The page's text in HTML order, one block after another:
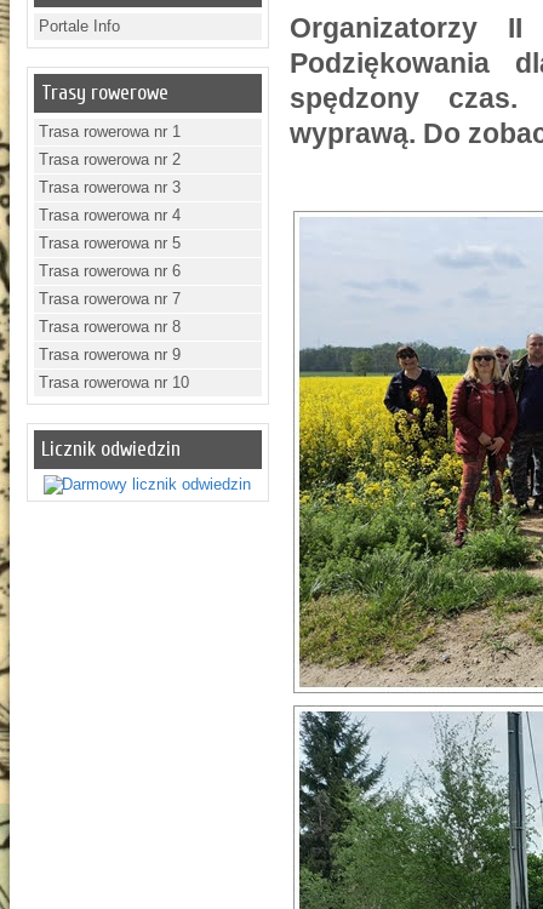
Portale Info
Trasy rowerowe
Trasa rowerowa nr 1
Trasa rowerowa nr 2
Trasa rowerowa nr 3
Trasa rowerowa nr 4
Trasa rowerowa nr 5
Trasa rowerowa nr 6
Trasa rowerowa nr 7
Trasa rowerowa nr 8
Trasa rowerowa nr 9
Trasa rowerowa nr 10
Licznik odwiedzin
Organizatorzy
Podziękowania
spędzony czas.
wyprawą. Do